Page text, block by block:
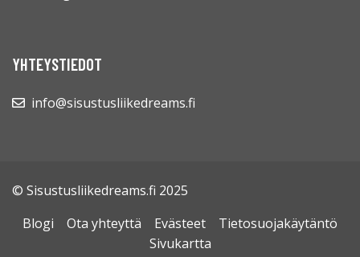
YHTEYSTIEDOT
info@sisustusliikedreams.fi
© Sisustusliikedreams.fi 2025
Blogi
Ota yhteyttä Evästeet
Tietosuojakäytäntö
Sivukartta